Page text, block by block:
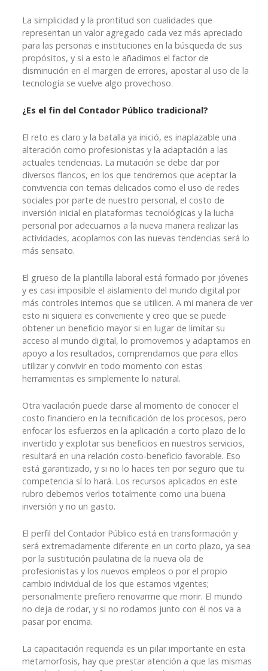
La simplicidad y la prontitud son cualidades que
representan un valor agregado cada vez más apreciado
para las personas e instituciones en la búsqueda de sus
propósitos, y si a esto le añadimos el factor de
disminución en el margen de errores, apostar al uso de la
tecnología se vuelve algo provechoso.
¿Es el fin del Contador Público tradicional?
El reto es claro y la batalla ya inició, es inaplazable una
alteración como profesionistas y la adaptación a las
actuales tendencias. La mutación se debe dar por
diversos flancos, en los que tendremos que aceptar la
convivencia con temas delicados como el uso de redes
sociales por parte de nuestro personal, el costo de
inversión inicial en plataformas tecnológicas y la lucha
personal por adecuarnos a la nueva manera realizar las
actividades, acoplarnos con las nuevas tendencias será lo
más sensato.
El grueso de la plantilla laboral está formado por jóvenes
y es casi imposible el aislamiento del mundo digital por
más controles internos que se utilicen. A mi manera de ver
esto ni siquiera es conveniente y creo que se puede
obtener un beneficio mayor si en lugar de limitar su
acceso al mundo digital, lo promovemos y adaptamos en
apoyo a los resultados, comprendamos que para ellos
utilizar y convivir en todo momento con estas
herramientas es simplemente lo natural.
Otra vacilación puede darse al momento de conocer el
costo financiero en la tecnificación de los procesos, pero
enfocar los esfuerzos en la aplicación a corto plazo de lo
invertido y explotar sus beneficios en nuestros servicios,
resultará en una relación costo-beneficio favorable. Eso
está garantizado, y si no lo haces ten por seguro que tu
competencia sí lo hará. Los recursos aplicados en este
rubro debemos verlos totalmente como una buena
inversión y no un gasto.
El perfil del Contador Público está en transformación y
será extremadamente diferente en un corto plazo, ya sea
por la sustitución paulatina de la nueva ola de
profesionistas y los nuevos empleos o por el propio
cambio individual de los que estamos vigentes;
personalmente prefiero renovarme que morir. El mundo
no deja de rodar, y si no rodamos junto con él nos va a
pasar por encima.
La capacitación requerida es un pilar importante en esta
metamorfosis, hay que prestar atención a que las mismas